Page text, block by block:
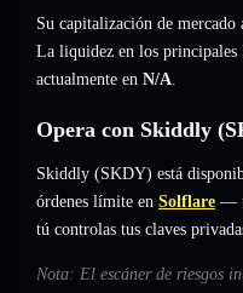
Su capitalización de mercado
La liquidez en los principales
actualmente en N/A.
Opera con Skiddly
Skiddly (SKDY) está
órdenes límite en Solflare —
tú controlas tus claves
Nota: El escáner de riesgos